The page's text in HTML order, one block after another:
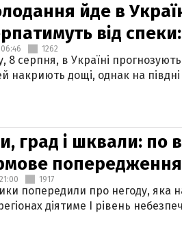
йде в
від
06:46 1262
8 серпня, в Україні
накриють дощі, однак на
град і шквали: по
попередження
21:00 1917
попередили про негоду, яка
діятиме І рівень